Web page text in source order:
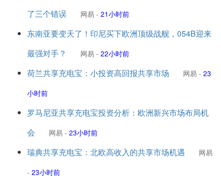
了三个错误
网易 - 21小时前
东南亚要变天了！印尼买下欧洲顶级战舰，054B迎来
最强对手？
网易 - 22小时前
荷兰共享充电宝：小投资高回报共享市场 网易 - 23
小时前
罗马尼亚共享充电宝投资分析：欧洲新兴市场布局机
会
网易 - 23小时前
瑞典共享充电宝：北欧高收入的共享市场机遇
网易
- 23小时前